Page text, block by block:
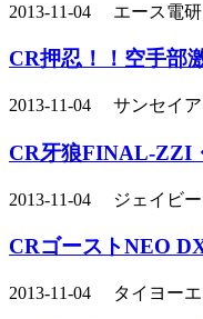
2013-11-04 エース電
CR押忍！！空手部
2013-11-04 サンセイ
CR牙狼FINAL-ZZI
2013-11-04 ジェイビ
CRゴーストNEO
2013-11-04 タイヨー